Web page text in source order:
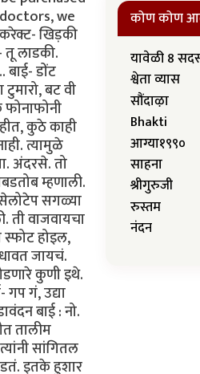
we
खिड़की
लाडकी.
डोंट
बट वी
कुठे काही
त्यामुळे
अंदरसे. तो
म्हणाली.
सगळ्या
ती वाजवायचा
स्फोट होइल,
जायचं.
कुणी इथे.
गं, उद्या
बाई : नो.
तालीम
सांगितल
इतके हुशार
कोण कोण
यावेळी 8
श्वेता व्यास
सौंदाऴा
Bhakti
आग्या१९९०
साहना
श्रीगुरुजी
रुस्तम
नंदन